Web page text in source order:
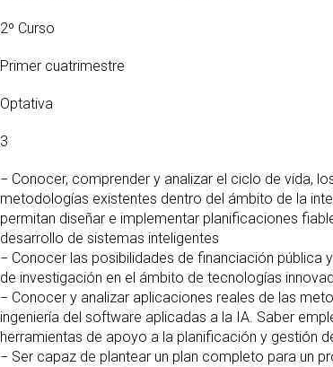
2º Curso
Primer cuatrimestre
Optativa
3
− Conocer, comprender y analizar el ciclo de vida,
metodologías existentes dentro del ámbito de la
permitan diseñar e implementar planificaciones
desarrollo de sistemas inteligentes
− Conocer las posibilidades de financiación pública
de investigación en el ámbito de tecnologías
− Conocer y analizar aplicaciones reales de las
ingeniería del software aplicadas a la IA. Saber
herramientas de apoyo a la planificación y gestión
− Ser capaz de plantear un plan completo para un